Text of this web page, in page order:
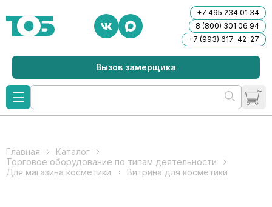
+7 495 234 01 34
8 (800) 301 06 94
+7 (993) 617-42-27
Вызов замерщика
Главная
Каталог
Торговое оборудование по типам деятельности
Для магазина косметики
Витрина для косметики